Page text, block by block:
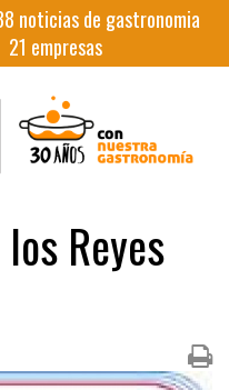
noticias de gastronomia
21 empresas
Reyes